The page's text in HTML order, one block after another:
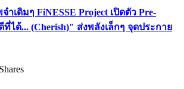
เดิมๆ FiNESSE Project เปิดตัว Pre-
ดีที่ได้... (Cherish)" ส่งพลังเล็กๆ จุดประกาย
Shares